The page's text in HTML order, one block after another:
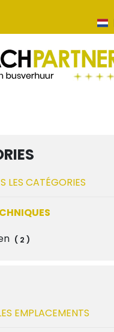
LES CATÉGORIES
( 2 )
EMPLACEMENTS